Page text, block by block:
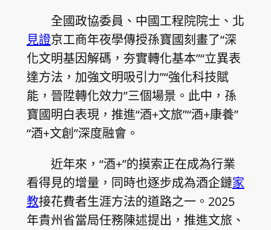
全國政協委員、中國工程院院士、北
見證京工商年夜學傳授孫寶國刻畫了“深
化文明基因解碼，夯實轉化基本”“立異表
達方法，加強文明吸引力”“強化科技賦
能，晉陞轉化效力”三個場景。此中，孫
寶國明白表現，推進“酒+文旅”“酒+康養”
“酒+文創”深度融會。
近年來，“酒+”的摸索正在成為行業
看得見的增量，同時也逐步成為酒企鏈家
教接花費者生涯方法的道路之一。2025
年貴州省當局任務陳述提出，推進文旅、